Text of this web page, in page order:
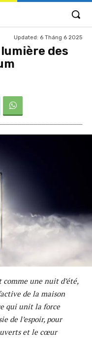
Updated: 6 Tháng 6 2025
des
une nuit d’été,
de la maison
qui unit la force
de l’espoir, pour
et le cœur